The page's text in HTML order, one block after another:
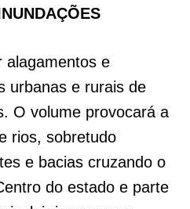
alagamentos e
urbanas e rurais de
O volume provocará a
rios, sobretudo
e bacias cruzando o
do estado e parte